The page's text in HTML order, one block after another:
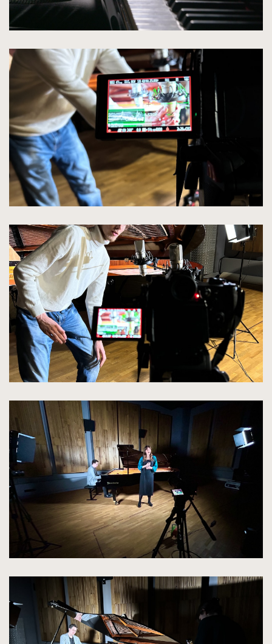
spowoduje
powiększenie
zdjęcia
rozmiarów
oryginalnych
spowoduje
powiększenie
zdjęcia
do
rozmiarów
oryginalnych
spowoduje
powiększenie
do
rozmiarów
oryginalnych
spowoduje
do
rozmiarów
oryginalnych